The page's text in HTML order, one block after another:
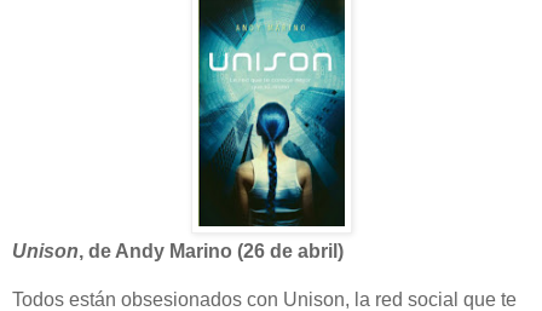
Unison, de Andy Marino (26 de abril)
Todos están obsesionados con Unison, la red social que te